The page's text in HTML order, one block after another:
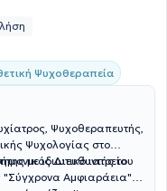
Ψυχοθεραπεία
Ψυχοθεραπευτής,
Ψυχολογίας στο
με ιδιωτικό ιατρείο
Διευθυντής του
"Σύγχρονα Αμφιαράεια"